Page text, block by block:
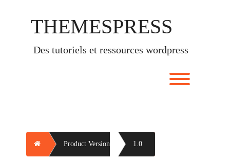
THEMESPRESS
des tutoriels et ressources wordpress
Home Product Version 1.0